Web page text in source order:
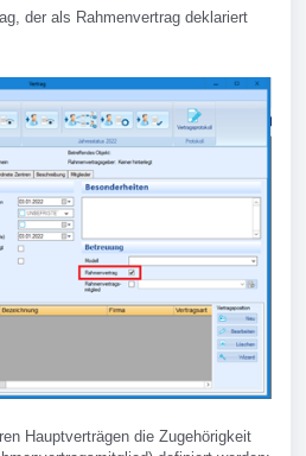
der als Rahmenvertrag deklariert
Hauptverträgen die Zugehörigkeit